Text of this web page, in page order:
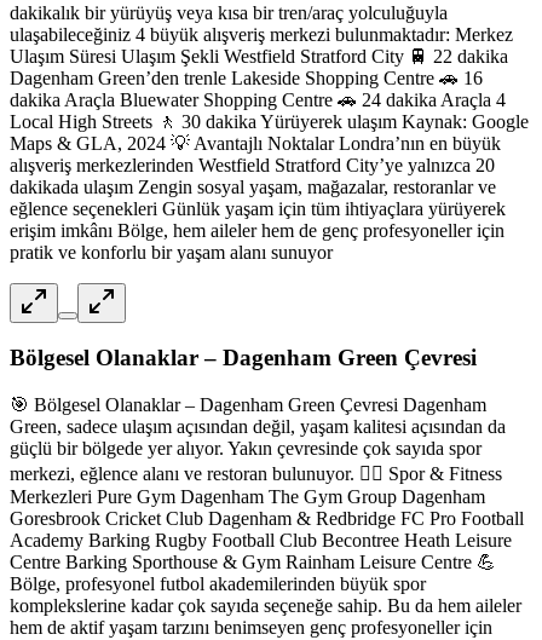
dakikalık bir yürüyüş veya kısa bir tren/araç yolculuğuyla
ulaşabileceğiniz 4 büyük alışveriş merkezi bulunmaktadır: Merkez
Ulaşım Süresi Ulaşım Şekli Westfield Stratford City 🚆 22 dakika
Dagenham Green’den trenle Lakeside Shopping Centre 🚗 16
dakika Araçla Bluewater Shopping Centre 🚗 24 dakika Araçla 4
Local High Streets 🚶 30 dakika Yürüyerek ulaşım Kaynak: Google
Maps & GLA, 2024 💡 Avantajlı Noktalar Londra’nın en büyük
alışveriş merkezlerinden Westfield Stratford City’ye yalnızca 20
dakikada ulaşım Zengin sosyal yaşam, mağazalar, restoranlar ve
eğlence seçenekleri Günlük yaşam için tüm ihtiyaçlara yürüyerek
erişim imkânı Bölge, hem aileler hem de genç profesyoneller için
pratik ve konforlu bir yaşam alanı sunuyor
Bölgesel Olanaklar – Dagenham Green Çevresi
🎯 Bölgesel Olanaklar – Dagenham Green Çevresi Dagenham
Green, sadece ulaşım açısından değil, yaşam kalitesi açısından da
güçlü bir bölgede yer alıyor. Yakın çevresinde çok sayıda spor
merkezi, eğlence alanı ve restoran bulunuyor. 🏋️‍♂️ Spor & Fitness
Merkezleri Pure Gym Dagenham The Gym Group Dagenham
Goresbrook Cricket Club Dagenham & Redbridge FC Pro Football
Academy Barking Rugby Football Club Becontree Heath Leisure
Centre Barking Sporthouse & Gym Rainham Leisure Centre 💪
Bölge, profesyonel futbol akademilerinden büyük spor
komplekslerine kadar çok sayıda seçeneğe sahip. Bu da hem aileler
hem de aktif yaşam tarzını benimseyen genç profesyoneller için